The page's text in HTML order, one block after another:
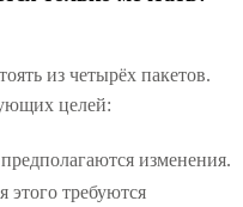
из четырёх пакетов.
целей:
изменения.
этого требуются